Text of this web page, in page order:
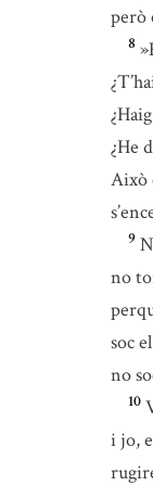
però
8
¿He
Això
9
no
soc
no
10
i jo,